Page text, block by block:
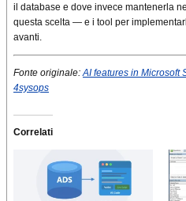
il database e dove invece mantenerla
questa scelta — e i tool per
avanti.
Fonte originale: AI features in Microsoft
4sysops
Correlati